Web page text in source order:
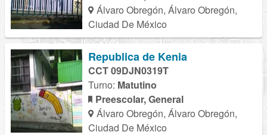
Álvaro Obregón, Álvaro Obregón,
Ciudad De México
Republica de Kenia
CCT 09DJN0319T
Turno: Matutino
Preescolar, General
Álvaro Obregón, Álvaro Obregón,
Ciudad De México